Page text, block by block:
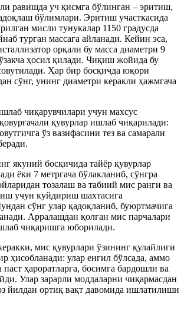
равишда уч қисмга бўлинган – эритиш,
бўлимлари. Эритиш участкасида
мисли тунукалар 1150 градусда
турган массага айланади. Кейин эса,
орқали бу масса диаметри 9
ҳосил қилади. Чиқиш жойида бу
Ҳар бир босқичда юқори
сўнг, унинг диаметри керакли ҳажмгача
чиқарувчилари учун махсус
қувурлар ишлаб чиқарилади:
ўз вазифасини тез ва самарали
якуний босқичида тайёр қувурлар
ёки 7 метргача бўлакланиб, сўнгра
тозалаш ва табиий мис ранги ва
учун куйдириш шахтасига
сўнг улар қадоқланиб, буюртмачига
Арралашдан қолган мис парчалари
чиқаришга юборилади.
мис қувурлари ўзининг қулайлиги
ҳисобланади: улар енгил бўлсада, аммо
ҳароратларга, босимга бардошли ва
Улар зарарли моддаларни чиқармасдан
йилдан ортиқ вақт давомида ишлатилиши